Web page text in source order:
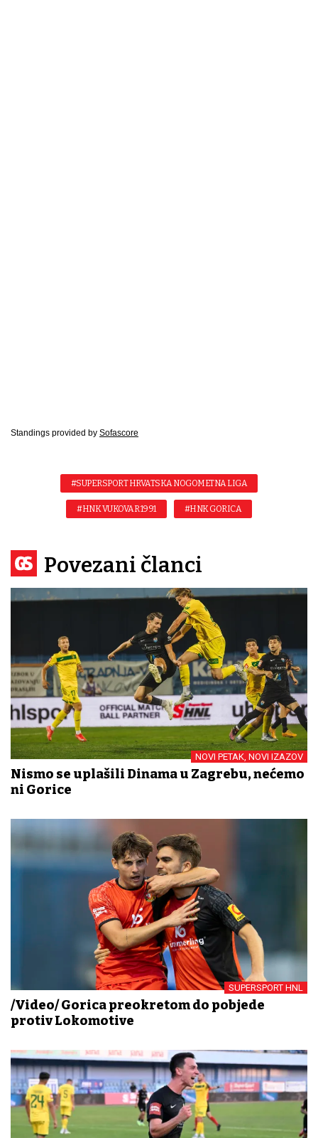
Standings provided by Sofascore
#SUPERSPORT HRVATSKA NOGOMETNA LIGA
#HNK VUKOVAR 1991 #HNK GORICA
Povezani članci
NOVI PETAK, NOVI IZAZOV
Nismo se uplašili Dinama u Zagrebu, nećemo
ni Gorice
SUPERSPORT HNL
/Video/ Gorica preokretom do pobjede
protiv Lokomotive